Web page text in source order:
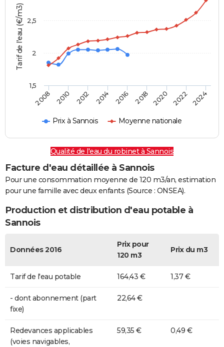
Tarif de l'eau (€/m3)
Prix à Sannois Moyenne nationale
2008 2010 2012 2014 2016 2018 2020 2022 2024
2
2,5
1,5
Qualité de l'eau du robinet à Sannois
Facture d'eau détaillée à Sannois
Pour une consommation moyenne de 120 m3/an, estimation
pour une famille avec deux enfants (Source : ONSEA).
Production et distribution d'eau potable à
Sannois
Données 2016
Prix pour
120 m3
Prix du m3
Tarif de l'eau potable 164,43 € 1,37 €
- dont abonnement (part
fixe)
22,64 €
Redevances applicables
(voies navigables,
59,35 € 0,49 €